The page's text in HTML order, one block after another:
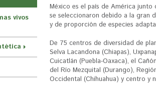
e
n
c
u
e
México es el país de América
se seleccionaron debido a la gran
y de proporción de especies
De 75 centros de diversidad de
Selva Lacandona (Chiapas),
Cuicatlán (Puebla-Oaxaca), el
del Río Mezquital (Durango),
Occidental (Chihuahua) y centro y
vivos